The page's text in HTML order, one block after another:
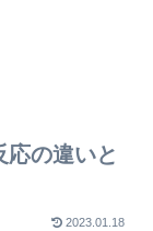
応の違いと
2023.01.18